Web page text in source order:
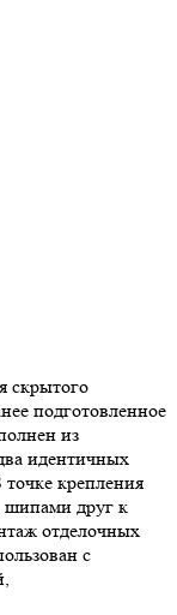
скрытого
подготовленное
из
идентичных
крепления
шипами друг к
отделочных
с